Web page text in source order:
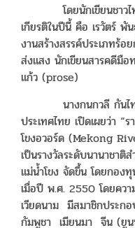
โดยนักเขียนชาวไทย
เกียรติในปีนี้ คือ เรวัตร์
งานสร้างสรรค์ประเภทร้
ส่งแสง นักเขียนสารคดีมือ
แก้ว (prose)
นางกนกวลี กันไทยร
ประเทศไทย เปิดเผยว่า “
โขงอวอร์ด (Mekong
เป็นรางวัลระดับนานาชาติ
แม่น้ำโขง จัดขึ้น โดยกอง
เมื่อปี พ.ศ. 2550 โดยควา
เวียดนาม มีสมาชิกประก
กัมพูชา เมียนมา จีน (ยูน